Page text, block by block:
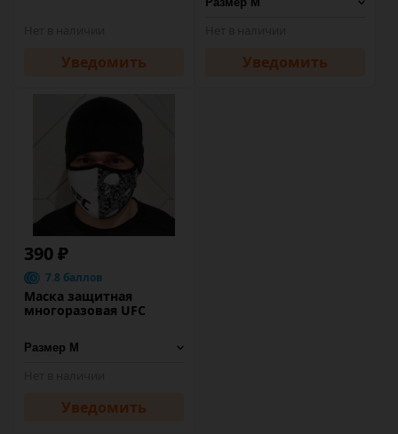
Уведомить Уведомить
390 ₽
7.8 баллов
Маска защитная
многоразовая UFC
Уведомить